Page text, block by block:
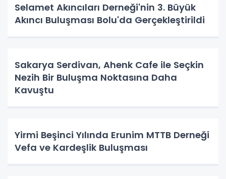
Selamet Akıncıları Derneği'nin 3. Büyük
Akıncı Buluşması Bolu'da Gerçekleştirildi
Sakarya Serdivan, Ahenk Cafe ile Seçkin
Nezih Bir Buluşma Noktasına Daha
Kavuştu
Yirmi Beşinci Yılında Erunim MTTB Derneği
Vefa ve Kardeşlik Buluşması